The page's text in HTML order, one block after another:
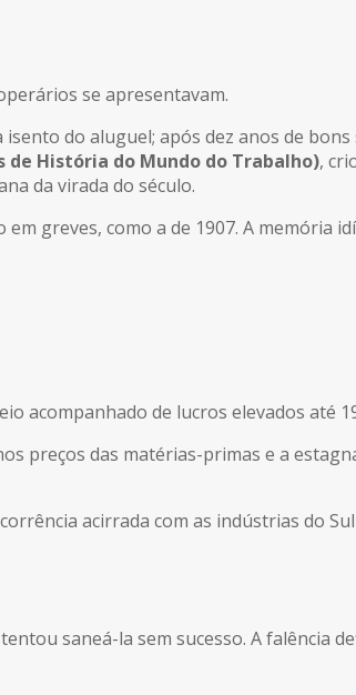
se apresentavam.
do aluguel; após dez anos de
de História do Mundo do Trabalho),
da virada do século.
greves, como a de 1907. A memória
acompanhado de lucros elevados até
preços das matérias-primas e a
acirrada com as indústrias do
saneá-la sem sucesso. A falência